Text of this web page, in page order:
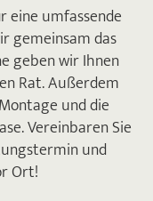
eine umfassende
gemeinsam das
geben wir Ihnen
Rat. Außerdem
und die
Vereinbaren Sie
und
Ort!